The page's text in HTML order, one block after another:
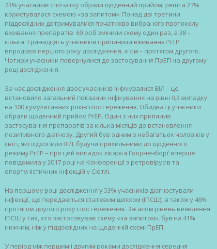
73% учасників спочатку обрали щоденний прийом; решта 27%
користувалася схемою «за запитом». Понад дві третини
піддослідних дотримувалися початково вибраного протоколу
вживання препаратів. 69 осіб змінили схему один раз, а 38 –
кілька. Тринадцять учасників припинили вживання PrEP
впродовж першого року дослідження, а сім – протягом другого.
Чотири учасники повернулися до застосування ПрЕП на другому
році дослідження.
За час дослідження двоє учасників інфікувалися ВІЛ – це
встановило загальний показник інфікування на рівні 0,3 випадку
на 100 кумулятивних років спостереження. Обидва ці учасники
обрали щоденний прийом PrEP. Один з них припинив
застосування препаратів за кілька місяців до встановлення
позитивного діагнозу. Другий був одним з небагатьох чоловіків у
світі, які підхопили ВІЛ, будучи прихильними до щоденного
режиму PrEP – про цей випадок лікарка Гоорненборґ вперше
повідомила у 2017 році на Конференції з ретровірусів та
опортуністичних інфекцій у Сіетлі.
На першому році дослідження у 53% учасників діагностували
інфекції, що передаються статевим шляхом (ІПСШ), а також у 48%
протягом другого року спостереження. Загалом рівень виявлення
ІПСШ у тих, хто застосовував схему «за запитом», був на 41%
нижчим, ніж у піддослідних на щоденній схемі ПрЕП.
У період між першим і другим роками дослідження середня